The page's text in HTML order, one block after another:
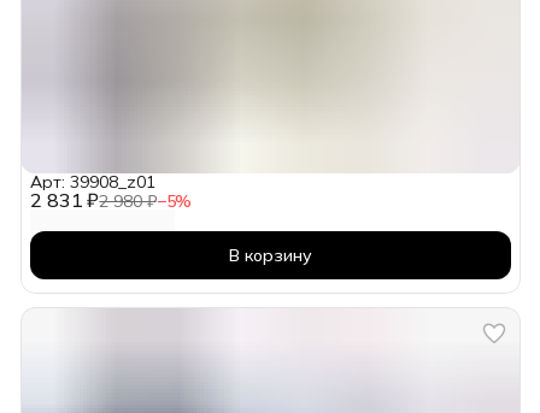
2 831 ₽2 980 ₽−5%
Арт: 39908_z01
В корзину